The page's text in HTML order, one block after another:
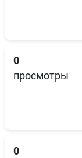
0
просмотры
0